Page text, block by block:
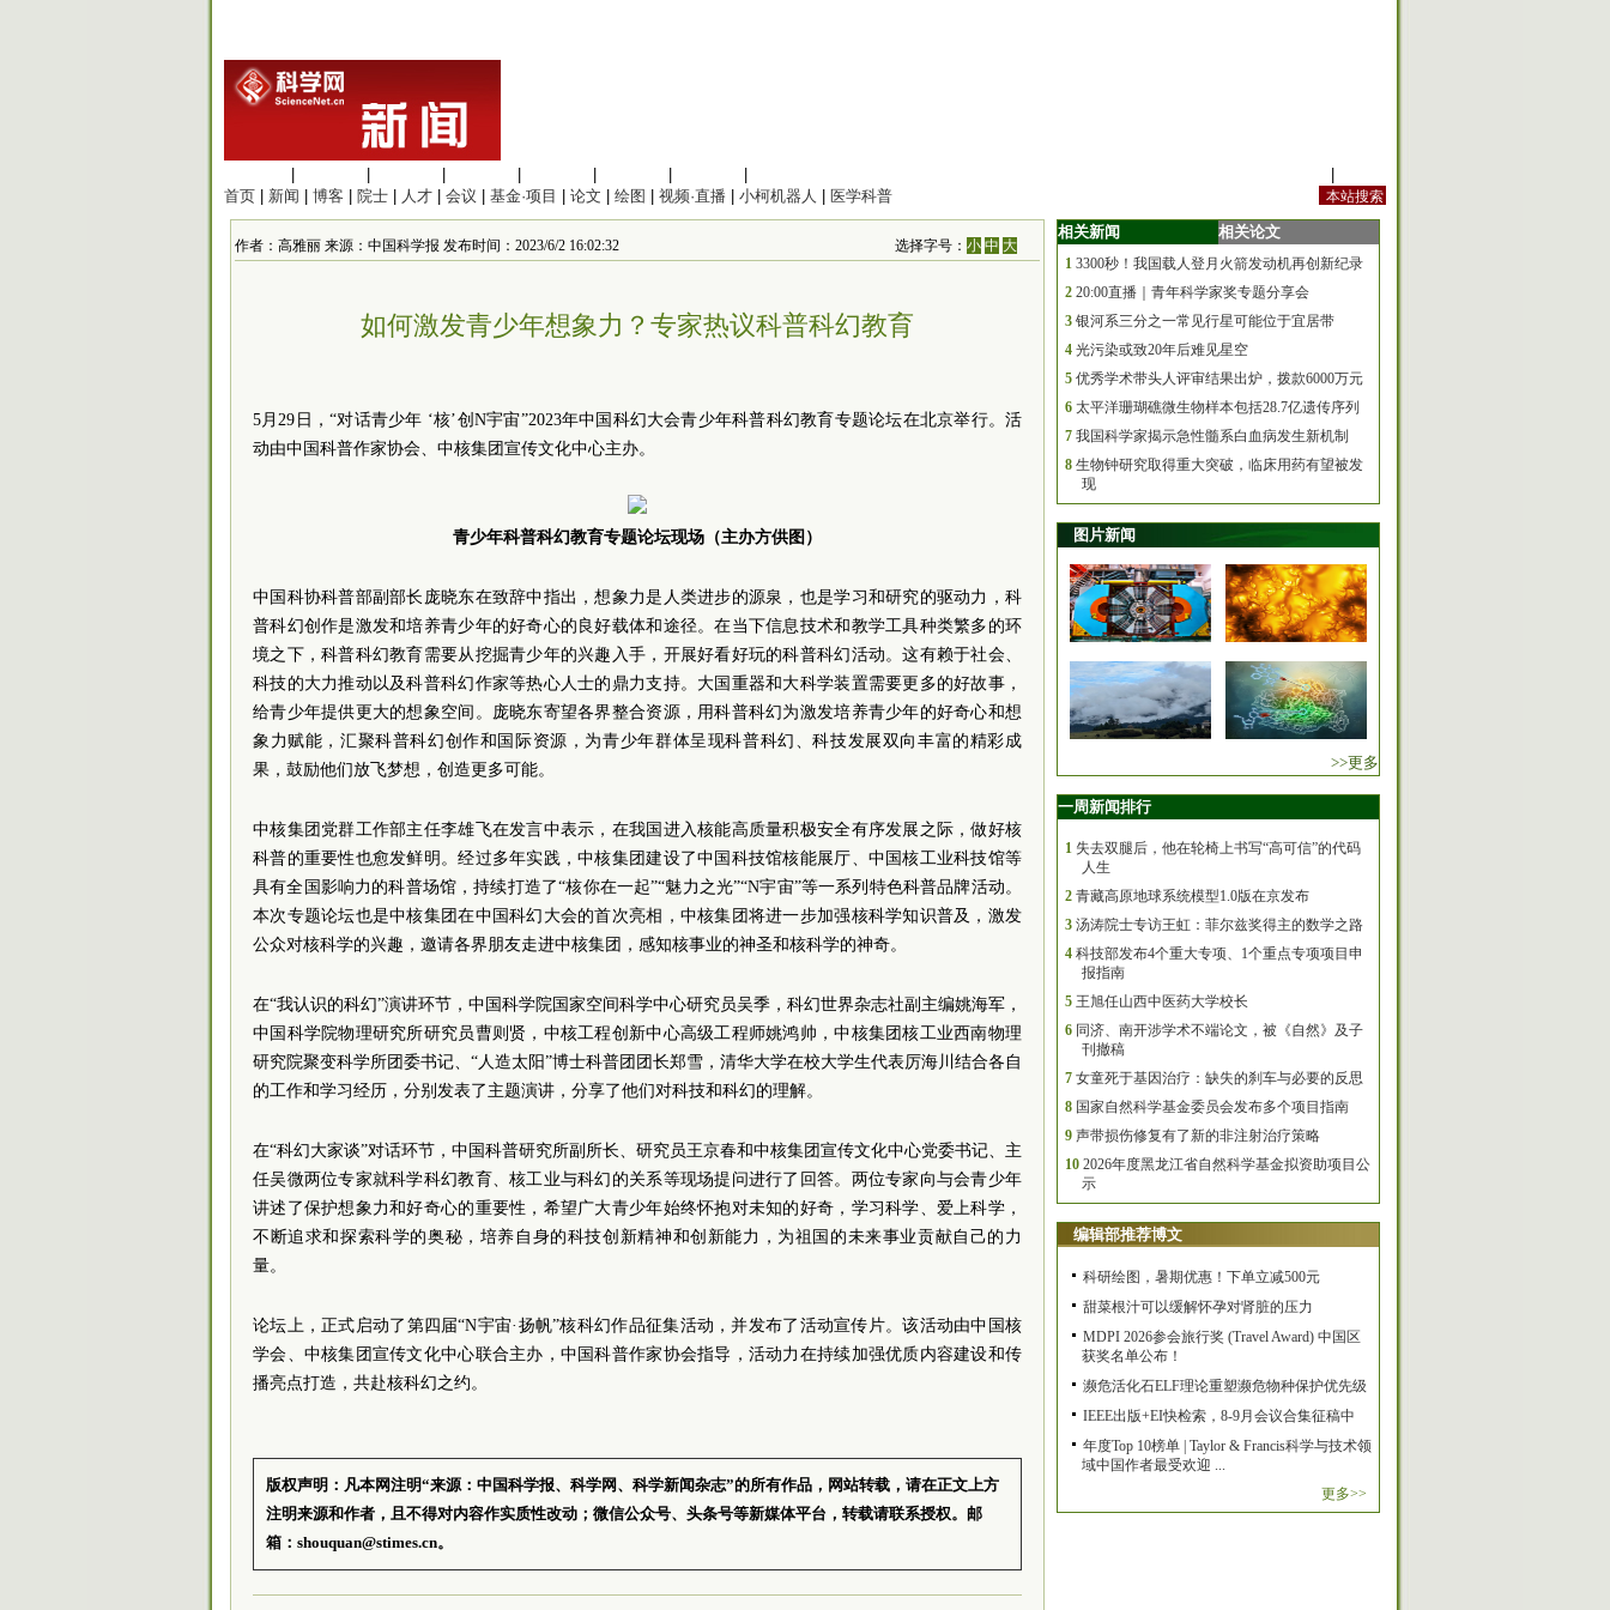
首页
新闻 博客 院士 人才 会议 基金·项目 论文 绘图 视频·直播 小柯机器人 医学科普
作者：高雅丽 来源：中国科学报 发布时间：2023/6/2 16:02:32 选择字号：小 中 大
如何激发青少年想象力？专家热议科普科幻教育
5月29日，“对话青少年 ‘核’创N宇宙”2023年中国科幻大会青少年科普科幻教育专题论坛在北京举行。活
动由中国科普作家协会、中核集团宣传文化中心主办。
青少年科普科幻教育专题论坛现场（主办方供图）
中国科协科普部副部长庞晓东在致辞中指出，想象力是人类进步的源泉，也是学习和研究的驱动力，科
普科幻创作是激发和培养青少年的好奇心的良好载体和途径。在当下信息技术和教学工具种类繁多的环
境之下，科普科幻教育需要从挖掘青少年的兴趣入手，开展好看好玩的科普科幻活动。这有赖于社会、
科技的大力推动以及科普科幻作家等热心人士的鼎力支持。大国重器和大科学装置需要更多的好故事，
给青少年提供更大的想象空间。庞晓东寄望各界整合资源，用科普科幻为激发培养青少年的好奇心和想
象力赋能，汇聚科普科幻创作和国际资源，为青少年群体呈现科普科幻、科技发展双向丰富的精彩成
果，鼓励他们放飞梦想，创造更多可能。
中核集团党群工作部主任李雄飞在发言中表示，在我国进入核能高质量积极安全有序发展之际，做好核
科普的重要性也愈发鲜明。经过多年实践，中核集团建设了中国科技馆核能展厅、中国核工业科技馆等
具有全国影响力的科普场馆，持续打造了“核你在一起”“魅力之光”“N宇宙”等一系列特色科普品牌活动。
本次专题论坛也是中核集团在中国科幻大会的首次亮相，中核集团将进一步加强核科学知识普及，激发
公众对核科学的兴趣，邀请各界朋友走进中核集团，感知核事业的神圣和核科学的神奇。
在“我认识的科幻”演讲环节，中国科学院国家空间科学中心研究员吴季，科幻世界杂志社副主编姚海军，
中国科学院物理研究所研究员曹则贤，中核工程创新中心高级工程师姚鸿帅，中核集团核工业西南物理
研究院聚变科学所团委书记、“人造太阳”博士科普团团长郑雪，清华大学在校大学生代表厉海川结合各自
的工作和学习经历，分别发表了主题演讲，分享了他们对科技和科幻的理解。
在“科幻大家谈”对话环节，中国科普研究所副所长、研究员王京春和中核集团宣传文化中心党委书记、主
任吴微两位专家就科学科幻教育、核工业与科幻的关系等现场提问进行了回答。两位专家向与会青少年
讲述了保护想象力和好奇心的重要性，希望广大青少年始终怀抱对未知的好奇，学习科学、爱上科学，
不断追求和探索科学的奥秘，培养自身的科技创新精神和创新能力，为祖国的未来事业贡献自己的力
量。
论坛上，正式启动了第四届“N宇宙·扬帆”核科幻作品征集活动，并发布了活动宣传片。该活动由中国核
学会、中核集团宣传文化中心联合主办，中国科普作家协会指导，活动力在持续加强优质内容建设和传
播亮点打造，共赴核科幻之约。
版权声明：凡本网注明“来源：中国科学报、科学网、科学新闻杂志”的所有作品，网站转载，请在正文上方
注明来源和作者，且不得对内容作实质性改动；微信公众号、头条号等新媒体平台，转载请联系授权。邮
箱：shouquan@stimes.cn。
相关新闻 相关论文
1 3300秒！我国载人登月火箭发动机再创新纪录
2 20:00直播｜青年科学家奖专题分享会
3 银河系三分之一常见行星可能位于宜居带
4 光污染或致20年后难见星空
5 优秀学术带头人评审结果出炉，拨款6000万元
6 太平洋珊瑚礁微生物样本包括28.7亿遗传序列
7 我国科学家揭示急性髓系白血病发生新机制
8 生物钟研究取得重大突破，临床用药有望被发
现
图片新闻
>>更多
一周新闻排行
1 失去双腿后，他在轮椅上书写“高可信”的代码
人生
2 青藏高原地球系统模型1.0版在京发布
3 汤涛院士专访王虹：菲尔兹奖得主的数学之路
4 科技部发布4个重大专项、1个重点专项项目申
报指南
5 王旭任山西中医药大学校长
6 同济、南开涉学术不端论文，被《自然》及子
刊撤稿
7 女童死于基因治疗：缺失的刹车与必要的反思
8 国家自然科学基金委员会发布多个项目指南
9 声带损伤修复有了新的非注射治疗策略
10 2026年度黑龙江省自然科学基金拟资助项目公
示
编辑部推荐博文
科研绘图，暑期优惠！下单立减500元
甜菜根汁可以缓解怀孕对肾脏的压力
MDPI 2026参会旅行奖 (Travel Award) 中国区
获奖名单公布！
濒危活化石ELF理论重塑濒危物种保护优先级
IEEE出版+EI快检索，8-9月会议合集征稿中
年度Top 10榜单 | Taylor & Francis科学与技术领
域中国作者最受欢迎 ...
更多>>